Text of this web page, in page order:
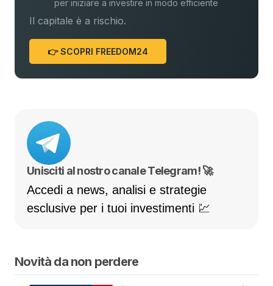
per iniziare a investire in modo efficiente
Il capitale è a rischio.
👉 SCOPRI FREEDOM24
Unisciti al nostro canale Telegram! 🚀
Accedi a news, analisi e strategie
esclusive per i tuoi investimenti 💹
Novità da non perdere